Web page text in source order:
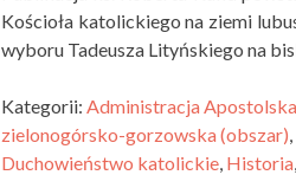
Kościoła katolickiego na ziemi
wyboru Tadeusza Lityńskiego na
Kategorii: Administracja
zielonogórsko-gorzowska (obszar)
Duchowieństwo katolickie, Historia,